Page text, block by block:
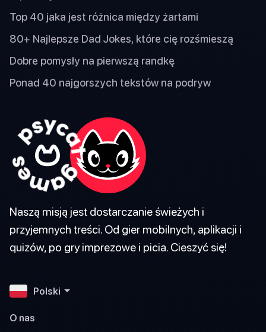
Top 40 jaka jest różnica między żartami
80+ Najlepsze Dad Jokes, które cię rozśmieszą
Dobre pomysły na pierwszą randkę
Ponad 40 najgorszych tekstów na podryw
Naszą misją jest dostarczanie świeżych i
przyjemnych treści. Od gier mobilnych, aplikacji i
quizów, po gry imprezowe i picia. Cieszyć się!
Polski
O nas